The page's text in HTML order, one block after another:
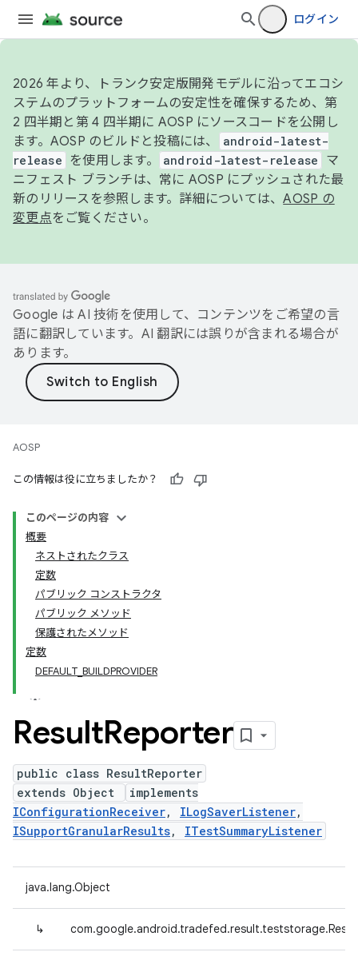
ログイン
2026 年より、トランク安定版開発モデルに沿ってエコシ
ステムのプラットフォームの安定性を確保するため、第
2 四半期と第 4 四半期に AOSP にソースコードを公開し
ます。AOSP のビルドと投稿には、
android-latest-
release
を使用します。 android-latest-release
マ
ニフェスト ブランチは、常に AOSP にプッシュされた最
新のリリースを参照します。詳細については、AOSP の
変更点をご覧ください。
Google は AI 技術を使用して、コンテンツをご希望の言
語に翻訳しています。AI 翻訳には誤りが含まれる場合が
あります。
AOSP
この情報は役に立ちましたか？
このページの内容
概要
ネストされたクラス
定数
パブリック コンストラクタ
パブリック メソッド
保護されたメソッド
定数
DEFAULT_BUILDPROVIDER
ResultReporter
public class ResultReporter
extends Object
implements
IConfigurationReceiver, ILogSaverListener,
ISupportGranularResults, ITestSummaryListener
java.lang.Object
↳